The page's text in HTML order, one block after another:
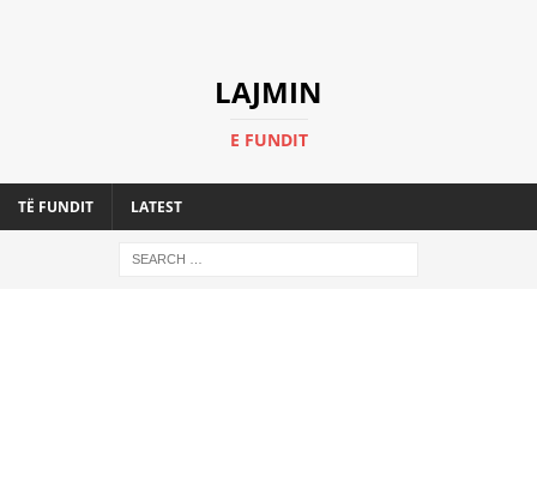
LAJMIN
E FUNDIT
TË FUNDIT LATEST